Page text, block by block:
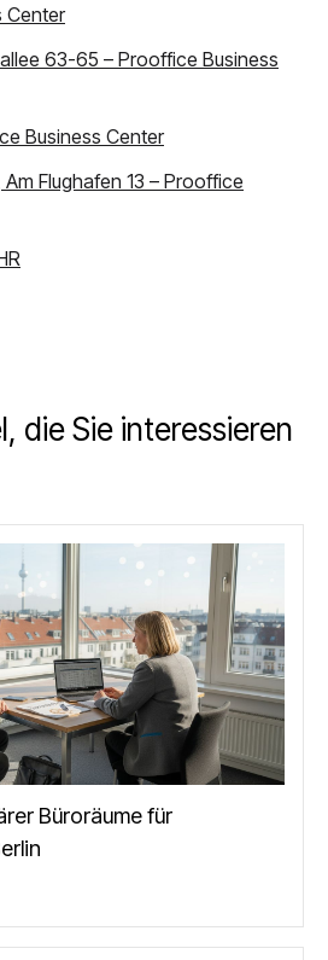
Center
63-65 – Prooffice Business
Business Center
Flughafen 13 – Prooffice
die Sie interessieren
Büroräume für